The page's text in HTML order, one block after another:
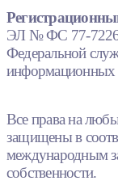
ЭЛ № ФС 77-72266
Федеральной
информационных
Все права на
защищены в
международным
собственности.